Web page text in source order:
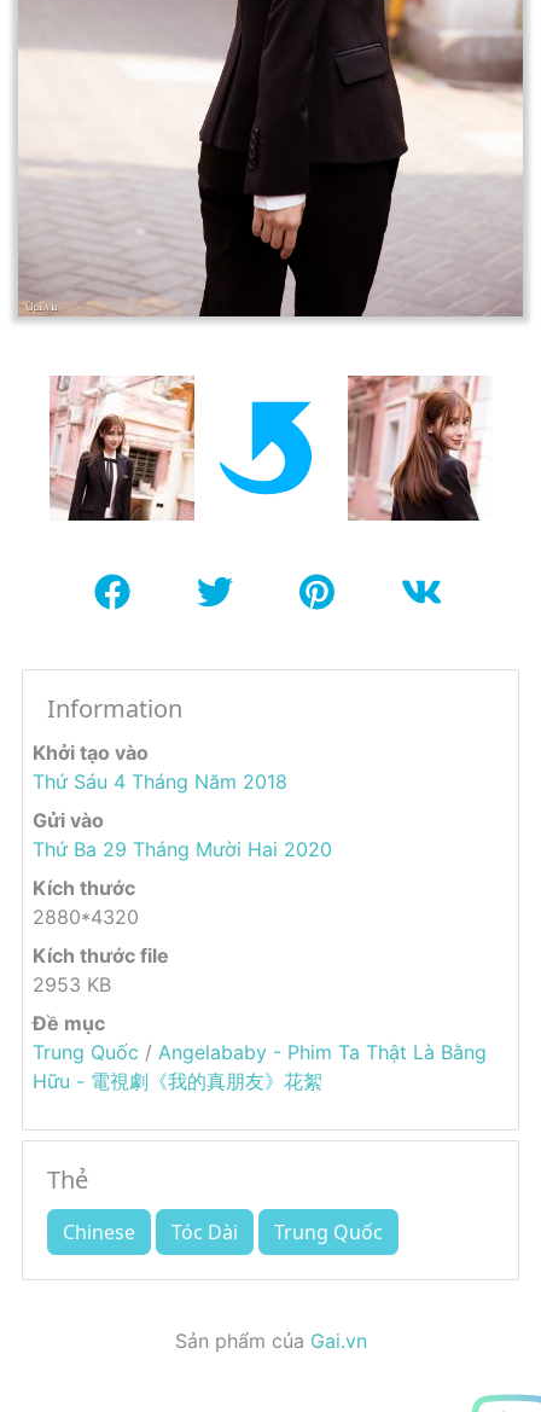
Information
Khởi tạo vào
Thứ Sáu 4 Tháng Năm 2018
Gửi vào
Thứ Ba 29 Tháng Mười Hai 2020
Kích thước
2880*4320
Kích thước file
2953 KB
Đề mục
Trung Quốc / Angelababy - Phim Ta Thật Là Bằng
Hữu - 電視劇《我的真朋友》花絮
Thẻ
Chinese Tóc Dài Trung Quốc
Sản phẩm của Gai.vn